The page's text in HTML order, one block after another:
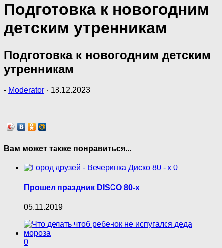
Подготовка к новогодним
детским утренникам
Подготовка к новогодним детским
утренникам
- Moderator · 18.12.2023
Вам может также понравиться...
0
Прошел праздник DISCO 80-х
05.11.2019
0